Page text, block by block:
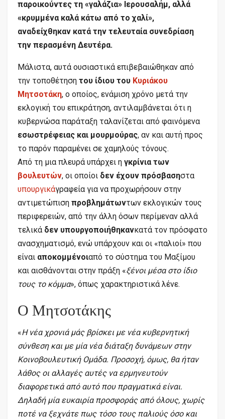
παροικούντες τη «γαλάζια» Ιερουσαλήμ, αλλά
«κρυμμένα καλά κάτω από το χαλί»,
αναδείχθηκαν κατά την τελευταία συνεδρίαση
την περασμένη Δευτέρα.
Μάλιστα, αυτά ουσιαστικά επιβεβαιώθηκαν από
την τοποθέτηση του ίδιου του Κυριάκου
Μητσοτάκη, ο οποίος, ενάμιση χρόνο μετά την
εκλογική του επικράτηση, αντιλαμβάνεται ότι η
κυβερνώσα παράταξη ταλανίζεται από φαινόμενα
εσωστρέφειας και μουρμούρας, αν και αυτή προς
το παρόν παραμένει σε χαμηλούς τόνους.
Από τη μια πλευρά υπάρχει η γκρίνια των
βουλευτών, οι οποίοι δεν έχουν πρόσβασηστα
υπουργικάγραφεία για να προχωρήσουν στην
αντιμετώπιση προβλημάτωντων εκλογικών τους
περιφερειών, από την άλλη όσων περίμεναν αλλά
τελικά δεν υπουργοποιήθηκανκατά τον πρόσφατο
ανασχηματισμό, ενώ υπάρχουν και οι «παλιοί» που
είναι αποκομμένοιαπό το σύστημα του Μαξίμου
και αισθάνονται στην πράξη «ξένοι μέσα στο ίδιο
τους το κόμμα», όπως χαρακτηριστικά λένε.
Ο Μητσοτάκης
«Η νέα χρονιά μάς βρίσκει με νέα κυβερνητική
σύνθεση και με μία νέα διάταξη δυνάμεων στην
Κοινοβουλευτική Ομάδα. Προσοχή, όμως, θα ήταν
λάθος οι αλλαγές αυτές να ερμηνευτούν
διαφορετικά από αυτό που πραγματικά είναι.
Δηλαδή μία ευκαιρία προσφοράς από όλους, χωρίς
ποτέ να ξεχνάτε πως τόσο τους παλιούς όσο και